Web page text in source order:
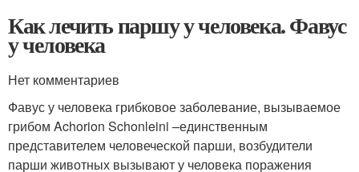
Как лечить паршу у человека. Фавус
у человека
Нет комментариев
Фавус у человека грибковое заболевание, вызываемое
грибом Achorion Schonleini –единственным
представителем человеческой парши, возбудители
парши животных вызывают у человека поражения